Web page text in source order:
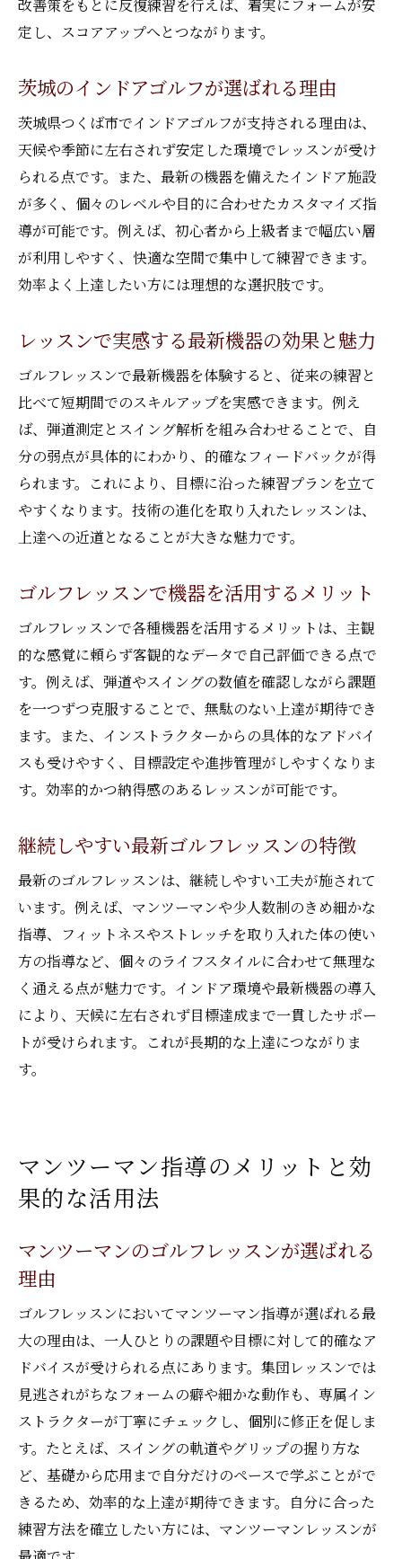
改善策をもとに反復練習を行えば、着実にフォームが安
定し、スコアアップへとつながります。
茨城のインドアゴルフが選ばれる理由
茨城県つくば市でインドアゴルフが支持される理由は、
天候や季節に左右されず安定した環境でレッスンが受け
られる点です。また、最新の機器を備えたインドア施設
が多く、個々のレベルや目的に合わせたカスタマイズ指
導が可能です。例えば、初心者から上級者まで幅広い層
が利用しやすく、快適な空間で集中して練習できます。
効率よく上達したい方には理想的な選択肢です。
レッスンで実感する最新機器の効果と魅力
ゴルフレッスンで最新機器を体験すると、従来の練習と
比べて短期間でのスキルアップを実感できます。例え
ば、弾道測定とスイング解析を組み合わせることで、自
分の弱点が具体的にわかり、的確なフィードバックが得
られます。これにより、目標に沿った練習プランを立て
やすくなります。技術の進化を取り入れたレッスンは、
上達への近道となることが大きな魅力です。
ゴルフレッスンで機器を活用するメリット
ゴルフレッスンで各種機器を活用するメリットは、主観
的な感覚に頼らず客観的なデータで自己評価できる点で
す。例えば、弾道やスイングの数値を確認しながら課題
を一つずつ克服することで、無駄のない上達が期待でき
ます。また、インストラクターからの具体的なアドバイ
スも受けやすく、目標設定や進捗管理がしやすくなりま
す。効率的かつ納得感のあるレッスンが可能です。
継続しやすい最新ゴルフレッスンの特徴
最新のゴルフレッスンは、継続しやすい工夫が施されて
います。例えば、マンツーマンや少人数制のきめ細かな
指導、フィットネスやストレッチを取り入れた体の使い
方の指導など、個々のライフスタイルに合わせて無理な
く通える点が魅力です。インドア環境や最新機器の導入
により、天候に左右されず目標達成まで一貫したサポー
トが受けられます。これが長期的な上達につながりま
す。
マンツーマン指導のメリットと効
果的な活用法
マンツーマンのゴルフレッスンが選ばれる
理由
ゴルフレッスンにおいてマンツーマン指導が選ばれる最
大の理由は、一人ひとりの課題や目標に対して的確なア
ドバイスが受けられる点にあります。集団レッスンでは
見逃されがちなフォームの癖や細かな動作も、専属イン
ストラクターが丁寧にチェックし、個別に修正を促しま
す。たとえば、スイングの軌道やグリップの握り方な
ど、基礎から応用まで自分だけのペースで学ぶことがで
きるため、効率的な上達が期待できます。自分に合った
練習方法を確立したい方には、マンツーマンレッスンが